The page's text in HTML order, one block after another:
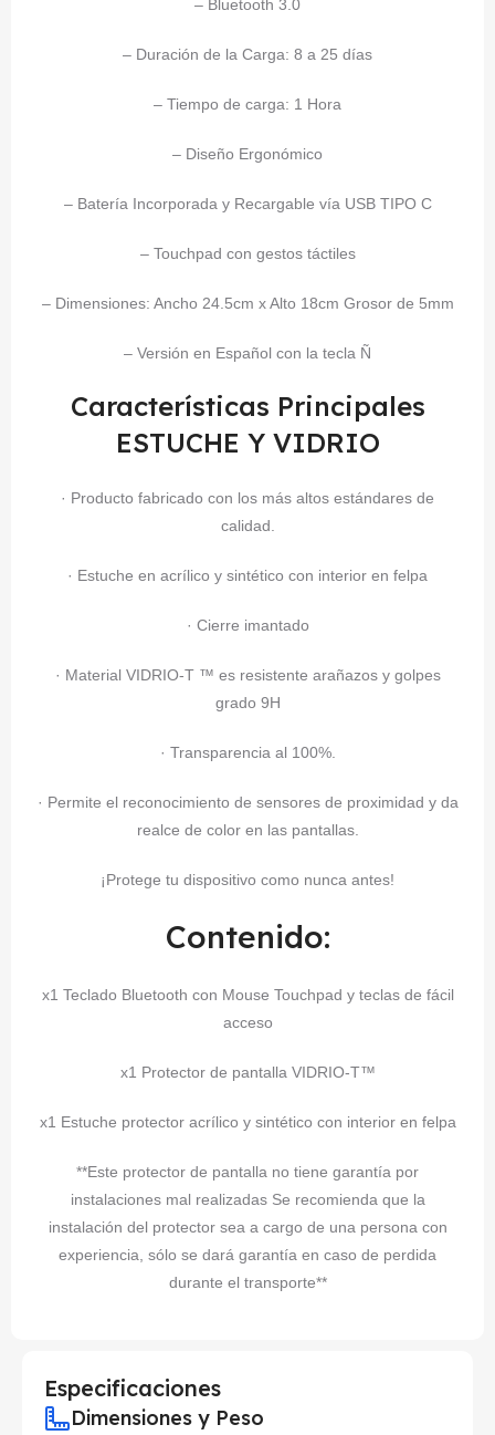
– Bluetooth 3.0
– Duración de la Carga: 8 a 25 días
– Tiempo de carga: 1 Hora
– Diseño Ergonómico
– Batería Incorporada y Recargable vía USB TIPO C
– Touchpad con gestos táctiles
– Dimensiones: Ancho 24.5cm x Alto 18cm Grosor de 5mm
– Versión en Español con la tecla Ñ
Características Principales
ESTUCHE Y VIDRIO
· Producto fabricado con los más altos estándares de
calidad.
· Estuche en acrílico y sintético con interior en felpa
· Cierre imantado
· Material VIDRIO-T ™ es resistente arañazos y golpes
grado 9H
· Transparencia al 100%.
· Permite el reconocimiento de sensores de proximidad y da
realce de color en las pantallas.
¡Protege tu dispositivo como nunca antes!
Contenido:
x1 Teclado Bluetooth con Mouse Touchpad y teclas de fácil
acceso
x1 Protector de pantalla VIDRIO-T™
x1 Estuche protector acrílico y sintético con interior en felpa
**Este protector de pantalla no tiene garantía por
instalaciones mal realizadas Se recomienda que la
instalación del protector sea a cargo de una persona con
experiencia, sólo se dará garantía en caso de perdida
durante el transporte**
Especificaciones
Dimensiones y Peso